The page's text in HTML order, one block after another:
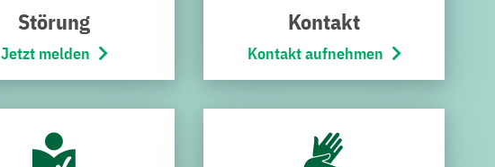
Störung
Jetzt melden
Kontakt
Kontakt aufnehmen